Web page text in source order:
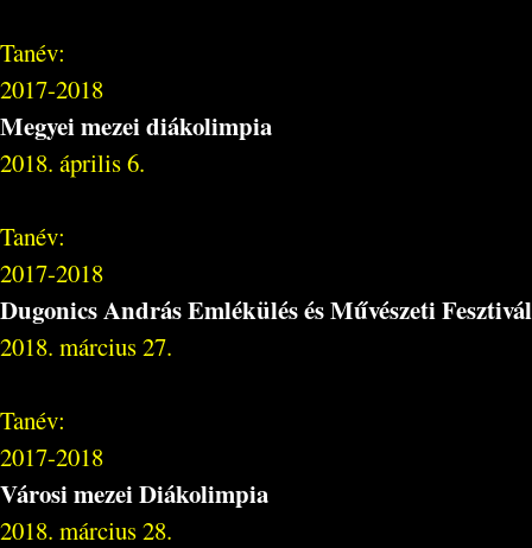
Tanév:
2017-2018
Megyei mezei diákolimpia
2018. április 6.
Tanév:
2017-2018
Dugonics András Emlékülés és Művészeti Fesztivál
2018. március 27.
Tanév:
2017-2018
Városi mezei Diákolimpia
2018. március 28.